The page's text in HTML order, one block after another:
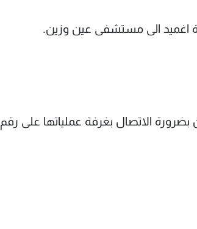
اغميد الى مستشفى عين وزين.
بضرورة الاتصال بغرفة عملياتها على رقم